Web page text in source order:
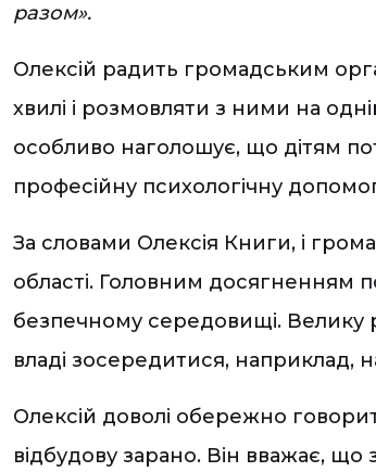
разом».
Олексій радить громадським
хвилі і розмовляти з ними на
особливо наголошує, що дітям
професійну психологічну
За словами Олексія Книги, і
області. Головним досягненням
безпечному середовищі. Велику
владі зосередитися, наприклад,
Олексій доволі обережно
відбудову зарано. Він вважає,